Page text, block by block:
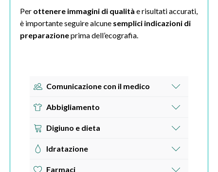
Per ottenere immagini di qualità e risultati accurati,
è importante seguire alcune semplici indicazioni di
preparazioneprima dell’ecografia.
Comunicazione con il medico
Informa il medico su eventuali condizioni
cliniche, allergie, farmaci in uso o interventi
chirurgici recenti. Queste informazioni sono
procedura.
Abbigliamento
Indossa abiti comodi e facilmente rimovibili
sull’area da esaminare. In alcune strutture
potrebbe essere fornita una veste monouso.
Digiuno e dieta
In caso di ecografia addominale
gassati e segui le istruzioni di digiuno indicate
dal medico. Questo aiuta a ridurre la
Idratazione
Bere acqua prima dell’esame, in modo da avere
Farmaci